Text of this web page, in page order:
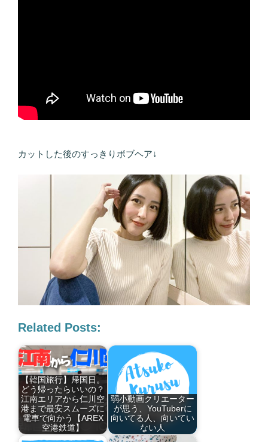
カットした後のすっきりボブヘア↓
Related Posts:
【韓国旅行】帰国日。
どう帰ったらいいの？
江南エリアから仁川空
港まで最安スムーズに
電車で向かう【AREX
空港鉄道】
弱小動画クリエーター
が思う、YouTuberに
向いてる人、向いてい
ない人